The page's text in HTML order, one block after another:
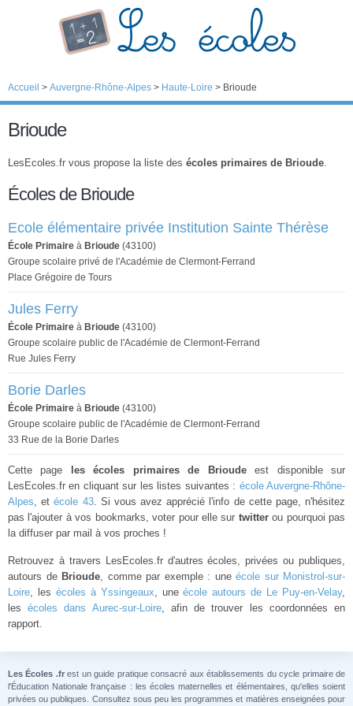
Accueil > Auvergne-Rhône-Alpes > Haute-Loire > Brioude
Brioude
LesEcoles.fr vous propose la liste des écoles primaires de Brioude.
Écoles de Brioude
Ecole élémentaire privée Institution Sainte Thérèse
École Primaire à Brioude (43100)
Groupe scolaire privé de l'Académie de Clermont-Ferrand
Place Grégoire de Tours
Jules Ferry
École Primaire à Brioude (43100)
Groupe scolaire public de l'Académie de Clermont-Ferrand
Rue Jules Ferry
Borie Darles
École Primaire à Brioude (43100)
Groupe scolaire public de l'Académie de Clermont-Ferrand
33 Rue de la Borie Darles
Cette page les écoles primaires de Brioudeest disponible sur
LesEcoles.fr en cliquant sur les listes suivantes : école Auvergne-Rhône-
Alpes, etécole 43. Si vous avez apprécié l'info de cette page, n'hésitez
pas l'ajouter à vos bookmarks, voter pour elle sur twitterou pourquoi pas
la diffuser par mail à vos proches !
Retrouvez à travers LesEcoles.fr d'autres écoles, privées ou publiques,
autours de Brioude, comme par exemple : une école sur Monistrol-sur-
Loire, les écoles à Yssingeaux, uneécole autours de Le Puy-en-Velay,
lesécoles dans Aurec-sur-Loire, afin de trouver les coordonnées en
rapport.
Les Écoles .frest un guide pratique consacré aux établissements du cycle primaire de
l'Éducation Nationale française : les écoles maternelles et élémentaires, qu'elles soient
privées ou publiques. Consultez sous peu les programmes et matières enseignées pour